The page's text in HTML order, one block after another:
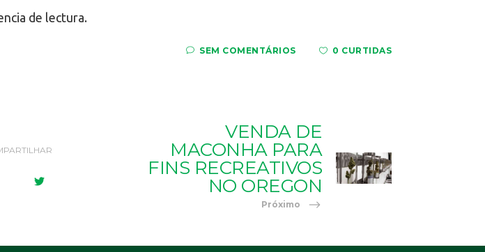
de lectura.
SEM COMENTÁRIOS 0 CURTIDAS
VENDA DE
MACONHA PARA
FINS RECREATIVOS
NO OREGON
Próximo